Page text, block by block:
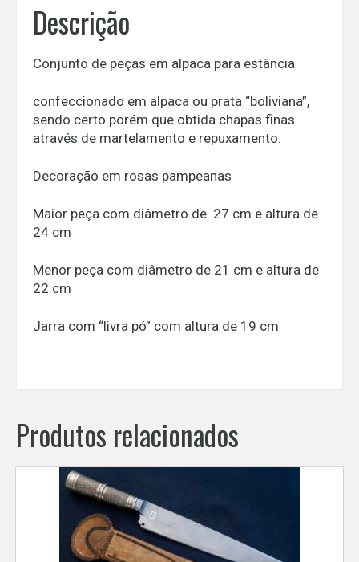
Descrição
Conjunto de peças em alpaca para estância
confeccionado em alpaca ou prata “boliviana”,
sendo certo porém que obtida chapas finas
através de martelamento e repuxamento.
Decoração em rosas pampeanas
Maior peça com diâmetro de 27 cm e altura de
24 cm
Menor peça com diâmetro de 21 cm e altura de
22 cm
Jarra com “livra pó” com altura de 19 cm
Produtos relacionados